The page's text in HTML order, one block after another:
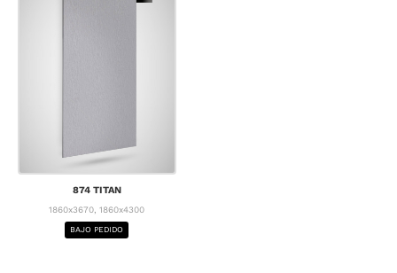
874 TITAN
1860x3670, 1860x4300
BAJO PEDIDO